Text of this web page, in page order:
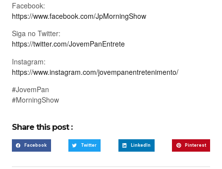
Facebook:
https://www.facebook.com/JpMorningShow
Siga no Twitter:
https://twitter.com/JovemPanEntrete
Instagram:
https://www.instagram.com/jovempanentretenimento/
#JovemPan
#MorningShow
Share this post :
Facebook Twitter LinkedIn Pinterest